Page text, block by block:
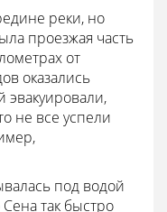
реки, но
проезжая часть
от
оказались
не все успели
под водой
Сена так быстро